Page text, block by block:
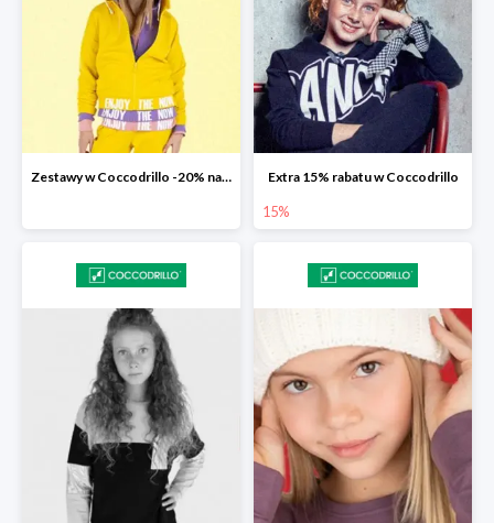
Zestawy w Coccodrillo -20% na drugą sztukę z kolekcji Everyday Extra 15% rabatu w Coccodrillo
15%